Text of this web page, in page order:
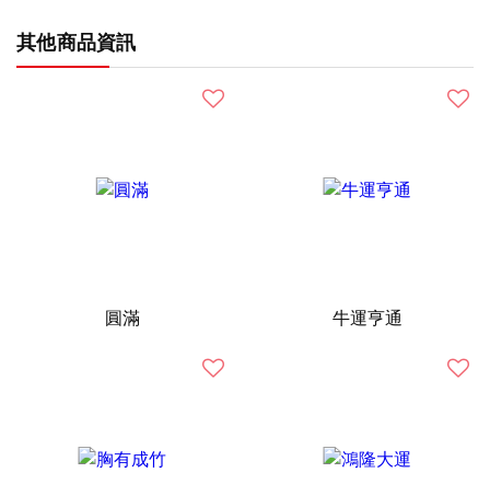
其他商品資訊
圓滿 牛運亨通